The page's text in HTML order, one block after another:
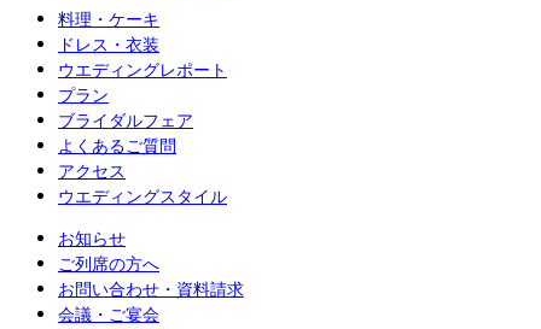
料理・ケーキ
ドレス・衣装
ウエディングレポート
プラン
ブライダルフェア
よくあるご質問
アクセス
ウエディングスタイル
お知らせ
ご列席の方へ
お問い合わせ・資料請求
会議・ご宴会